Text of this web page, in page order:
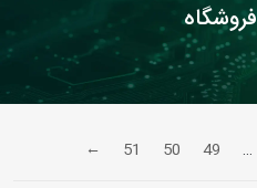
…
49
50
51
←